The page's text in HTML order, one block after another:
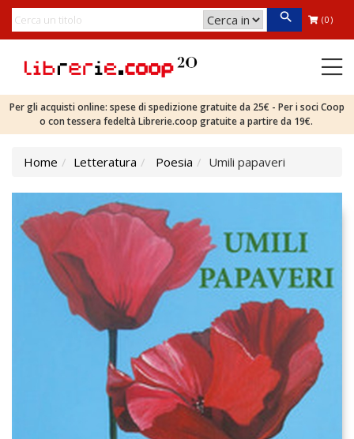
(0)
Per gli acquisti online: spese di spedizione gratuite da 25€ - Per i soci Coop
o con tessera fedeltà Librerie.coop gratuite a partire da 19€.
Home Letteratura Poesia Umili papaveri